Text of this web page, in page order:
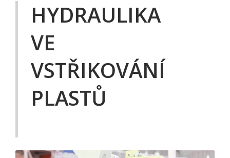
HYDRAULIKA
VE
VSTŘIKOVÁNÍ
PLASTŮ